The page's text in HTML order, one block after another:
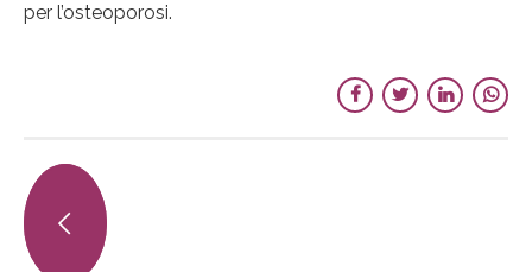
per l’osteoporosi.